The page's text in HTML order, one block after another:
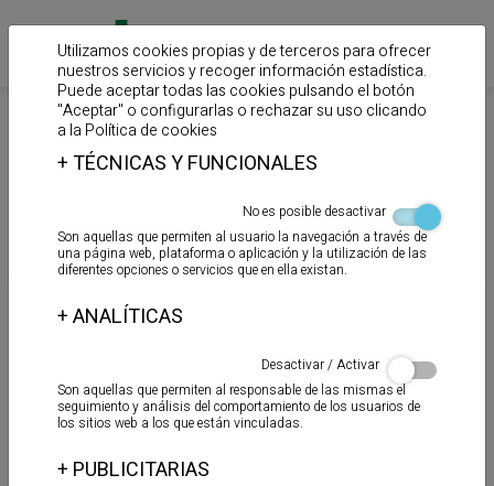
> Productos > Adhesivos para pavimentos
Adhesivos para PVC,
linóleo y moqueta
Utilizamos cookies propias y de terceros para ofrecer
nuestros servicios y recoger información estadística.
Puede aceptar todas las cookies pulsando el botón
"Aceptar" o configurarlas o rechazar su uso clicando
a la Política de cookies
+TÉCNICAS Y FUNCIONALES
No es posible desactivar
Son aquellas que permiten al usuario la navegación a través de
una página web, plataforma o aplicación y la utilización de las
diferentes opciones o servicios que en ella existan.
+ANALÍTICAS
Desactivar / Activar
Son aquellas que permiten al responsable de las mismas el
seguimiento y análisis del comportamiento de los usuarios de
los sitios web a los que están vinculadas.
+ PUBLICITARIAS